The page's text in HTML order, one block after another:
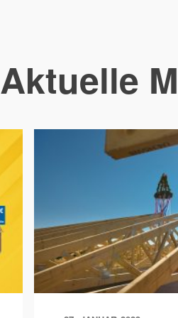
Aktuelle